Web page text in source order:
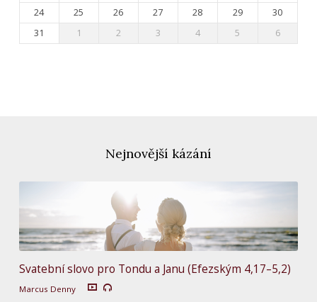
24
25 26 27 28 29
30
31
1 2 3 4 5 6
Nejnovější kázání
Svatební slovo pro Tondu a Janu (Efezským 4,17–5,2)
Marcus Denny